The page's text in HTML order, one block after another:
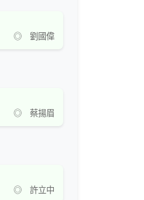
◎ 劉國偉
◎ 蔡揚眉
◎ 許立中